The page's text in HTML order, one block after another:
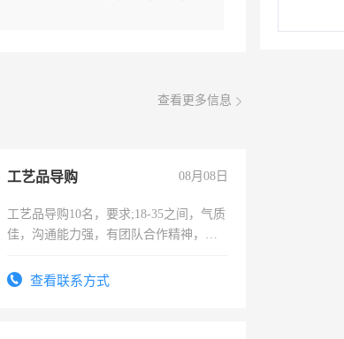
查看更多信息
工艺品导购 08月08日
工艺品导购10名，要求;18-35之间，气质
佳，沟通能力强，有团队合作精神，有
查看联系方式